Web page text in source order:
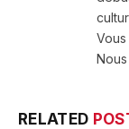
RELATED